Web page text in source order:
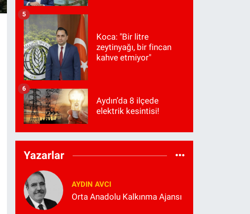
Koca: "Bir litre
zeytinyağı, bir fincan
kahve etmiyor"
5
Aydın’da 8 ilçede
elektrik kesintisi!
6
Yazarlar
AYDIN AVCI
Orta Anadolu Kalkınma Ajansı